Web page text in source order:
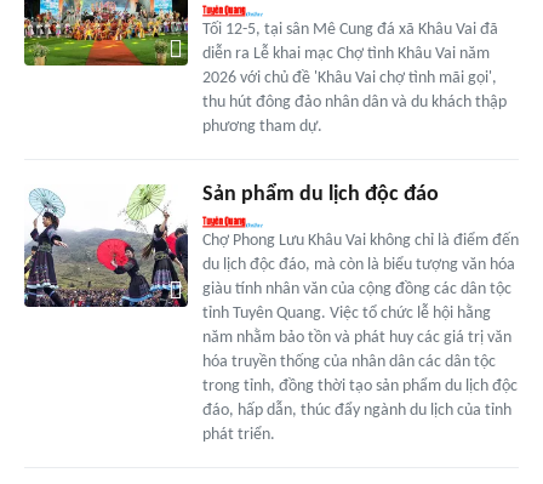
Tối 12-5, tại sân Mê Cung đá xã Khâu Vai đã
diễn ra Lễ khai mạc Chợ tình Khâu Vai năm
2026 với chủ đề 'Khâu Vai chợ tình mãi gọi',
thu hút đông đảo nhân dân và du khách thập
phương tham dự.
Sản phẩm du lịch độc đáo
Chợ Phong Lưu Khâu Vai không chỉ là điểm đến
du lịch độc đáo, mà còn là biểu tượng văn hóa
giàu tính nhân văn của cộng đồng các dân tộc
tỉnh Tuyên Quang. Việc tổ chức lễ hội hằng
năm nhằm bảo tồn và phát huy các giá trị văn
hóa truyền thống của nhân dân các dân tộc
trong tỉnh, đồng thời tạo sản phẩm du lịch độc
đáo, hấp dẫn, thúc đẩy ngành du lịch của tỉnh
phát triển.